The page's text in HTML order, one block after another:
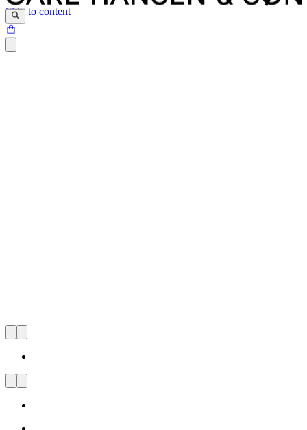
Skip to content
CARL HANSEN & SØN
FLAGSHIP STORE
SINGAPORE